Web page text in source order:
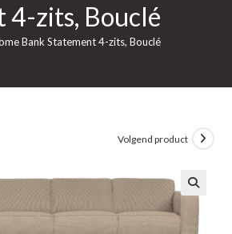
4-zits, Bouclé
Bank Statement 4-zits, Bouclé
Volgend product